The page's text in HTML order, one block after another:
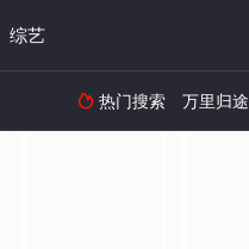
综艺
 热门搜索 万里归途